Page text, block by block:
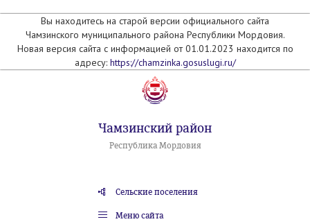
Вы находитесь на старой версии официального сайта
Чамзинского муниципального района Республики Мордовия.
Новая версия сайта с информацией от 01.01.2023 находится по
адресу: https://chamzinka.gosuslugi.ru/
Чамзинский район
Республика Мордовия
Сельские поселения
Меню сайта